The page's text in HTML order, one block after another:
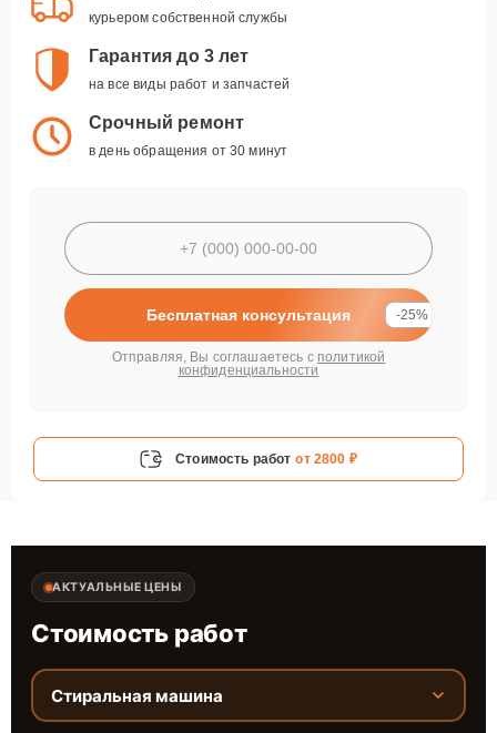
курьером собственной службы
Гарантия до 3 лет
на все виды работ и запчастей
Срочный ремонт
в день обращения от 30 минут
Бесплатная консультация -25%
Отправляя, Вы соглашаетесь с политикой
конфиденциальности
Стоимость работ от 2800 ₽
АКТУАЛЬНЫЕ ЦЕНЫ
Стоимость работ
Стиральная машина